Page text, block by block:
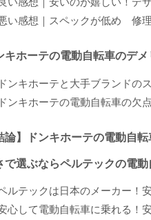
い感想｜スペックが低め 修
キホーテの電動自転車のデ
ドンキホーテと大手ブランドの
ドンキホーテの電動自転車の欠
論】ドンキホーテの電動自
で選ぶならペルテックの電動
ルテックは日本のメーカー！
心して電動自転車に乗れる！